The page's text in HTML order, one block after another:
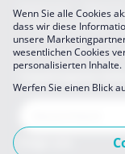
Impressum About Us
Partner werden
Wenn Sie alle Cookies
dass wir diese
unsere
wesentlichen Cookies
personalisierten Inhalte.
Werfen Sie einen Blick